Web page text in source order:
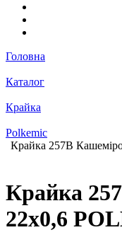
Головна
Каталог
Крайка
Polkemic
Крайка 257B
Крайка
22х0,6